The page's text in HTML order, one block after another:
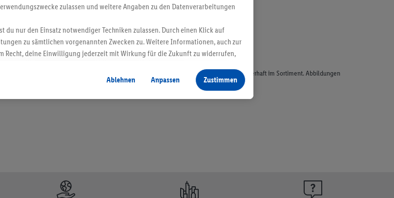
Die hier beworbenen Produkte, vor allem NonFood-Produkte, sind nicht alle dauerhaft im Sortiment. Abbildungen
zulassen und weitere Angaben zu den Datenverarbeitungen
du nur den Einsatz notwendiger Techniken zulassen. Durch einen Klick auf
zu sämtlichen vorgenannten Zwecken zu. Weitere Informationen, auch zur
Recht, deine Einwilligung jederzeit mit Wirkung für die Zukunft zu widerrufen,
Ablehnen
Anpassen Zustimmen